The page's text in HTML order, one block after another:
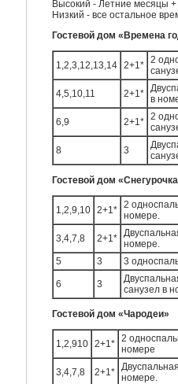
Высокий - Летние месяцы +
Низкий - все остальное
Гостевой дом «Времена
1,2,3,12,13,14 2+1* 2
4,5,10,11 2+1* в
6,9 2+1* 2
8 3
Гостевой дом
1,2,9,10 2+1* 2
номере.
3,4,7,8 2+1* номере.
5
3 3
6 3
санузел в
Гостевой дом «Чародеи»
1,2,910 2+1* 2
номере
3,4,7,8 2+1* номере.